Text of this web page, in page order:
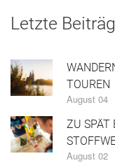
Letzte
TOUREN
August 04
ZU SPÄT
August 02